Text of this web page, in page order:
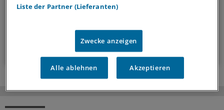
Zum Abonnieren bitte anmelden
Liste der Partner (Lieferanten)
Zwecke anzeigen
Alle ablehnen Akzeptieren